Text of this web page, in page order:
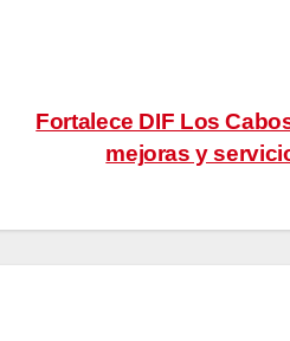
Fortalece DIF Los
mejoras y